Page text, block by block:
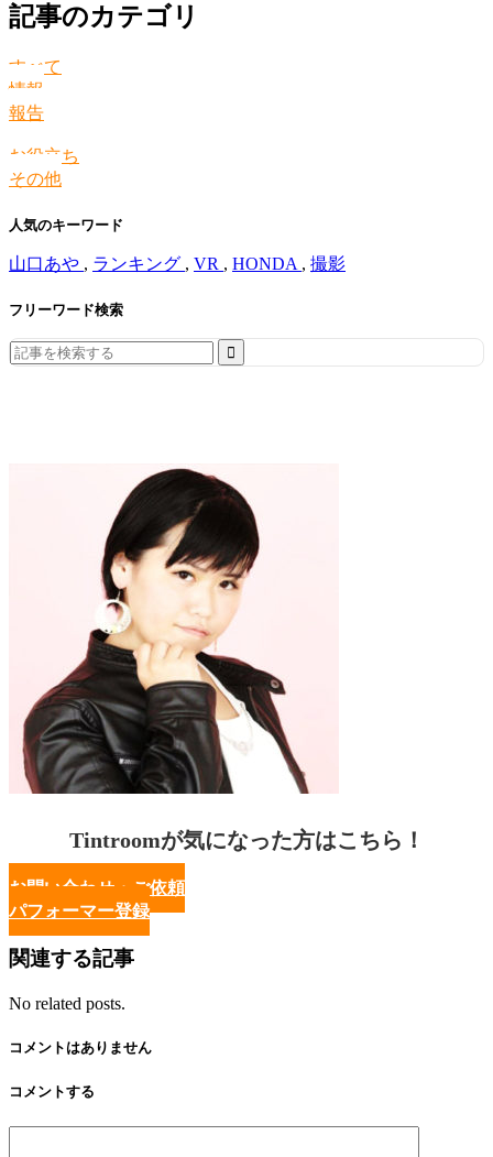
記事のカテゴリ
すべて
情報
報告
お役立ち
その他
人気のキーワード
山口あや , ランキング , VR , HONDA , 撮影
フリーワード検索
Search
for:
Tintroomが気になった方はこちら！
お問い合わせ・ご依頼
パフォーマー登録
関連する記事
No related posts.
コメントはありません
コメントする